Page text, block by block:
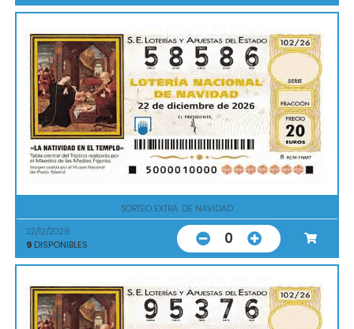
SORTEO EXTRA. DE NAVIDAD
22/12/2026
9 DISPONIBLES 0